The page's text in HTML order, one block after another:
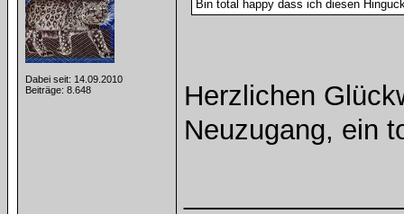
Dabei seit: 14.09.2010
Beiträge: 8.648
Bin total happy dass ich diesen
Herzlichen
Neuzugang, ein